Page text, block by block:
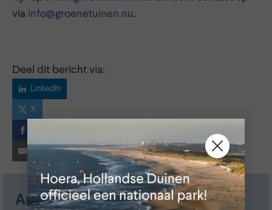
via info@groenetuinen.nu.
Deel dit bericht via:
LinkedIn
X
E-mail
Andere nieuwsberichten